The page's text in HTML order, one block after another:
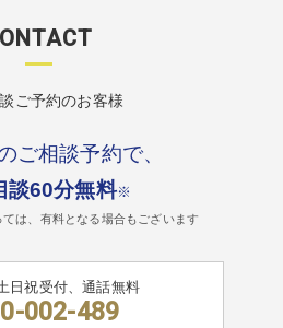
ご予約のお客様
ご相談予約で、
談60分無料※
は、有料となる場合もございます
日祝受付、通話無料
002-489